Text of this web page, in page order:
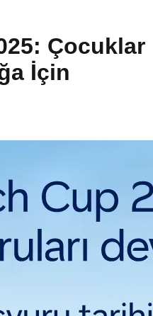
Çocuklar
İçin